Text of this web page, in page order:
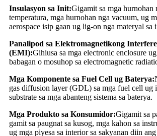
Insulasyon sa Init:Gigamit sa mga hurnohan
temperatura, mga hurnohan nga vacuum, ug
aerospace isip gaan ug lig-on nga materyal sa
Panalipod sa Elektromagnetikong
(EMI):Gihiusa sa mga electronic enclosure
babagan o mosuhop sa electromagnetic
Mga Komponente sa Fuel Cell ug Baterya:
gas diffusion layer (GDL) sa mga fuel cell ug
substrate sa mga abanteng sistema sa baterya.
Mga Produkto sa Konsumidor:Gigamit sa
gamit sa paugnat sa kusog, mga kahon sa
ug mga piyesa sa interior sa sakyanan diin